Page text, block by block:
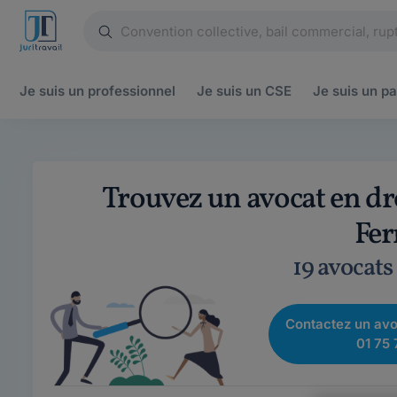
Je suis un professionnel Je suis un CSE Je suis un
Trouvez un avocat en
19
Contactez un
01 75